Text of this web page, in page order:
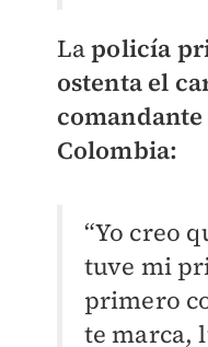
Lapolicía
ostenta el
Colombia:
“Yo creo
tuve mi
primero
te marca,